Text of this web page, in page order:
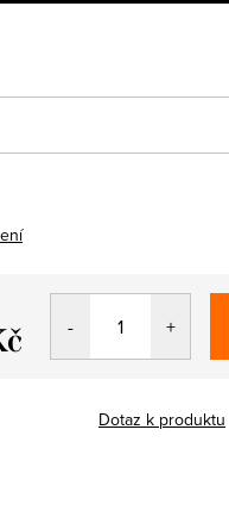
Dotaz k produktu